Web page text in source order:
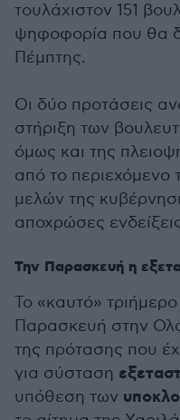
τουλάχιστον 151
ψηφοφορία που θα
Πέμπτης.
Οι δύο προτάσεις
στήριξη των
όμως και της
από το
μελών της
αποχρώσες
Την Παρασκευή η
Το «καυτό»
Παρασκευή στην
της πρότασης που
για σύσταση
υπόθεση των